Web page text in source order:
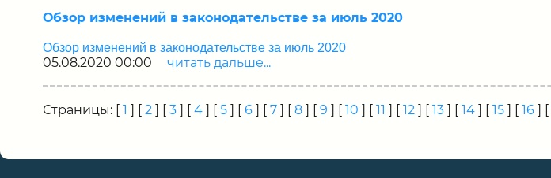
Обзор изменений в законодательстве за июль 2020
Обзор изменений в законодательстве за июль 2020
05.08.2020 00:00 читать дальше...
Страницы: [ 1 ] [ 2 ] [ 3] [ 4] [ 5] [ 6] [ 7] [ 8] [ 9 ] [ 10 ] [ 11 ] [ 12 ] [ 13] [ 14] [ 15] [ 16] [